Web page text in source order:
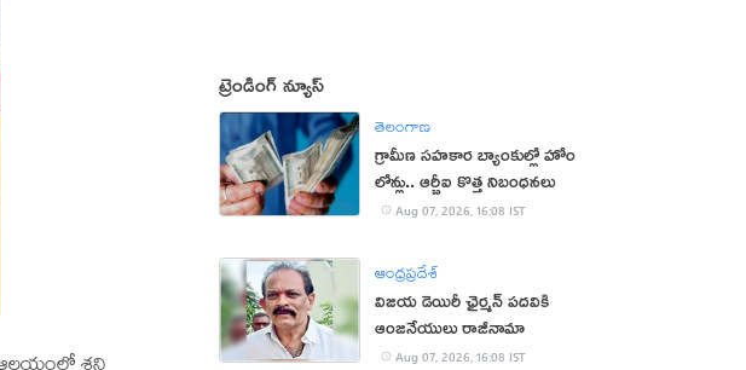
ట్రెండింగ్ న్యూస్
తెలంగాణ
గ్రామీణ సహకార బ్యాంకుల్లో హోం
లోన్లు.. ఆర్బీఐ కొత్త నిబంధనలు
Aug 07, 2026, 16:08 IST
ఆంధ్రప్రదేశ్
విజయ డెయిరీ ఛైర్మన్ పదవికి
ఆంజనేయులు రాజీనామా
Aug 07, 2026, 16:08 IST